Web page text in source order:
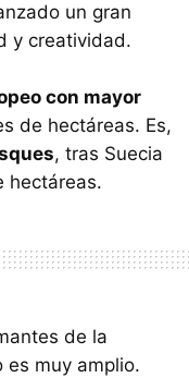
un gran
y creatividad.
con mayor
de hectáreas. Es,
, tras Suecia
hectáreas.
de la
es muy amplio.